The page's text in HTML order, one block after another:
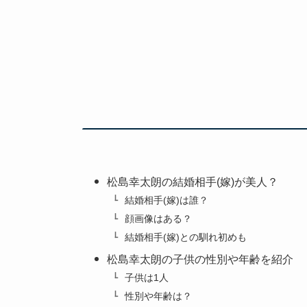
松島幸太朗の結婚相手(嫁)が美人？
結婚相手(嫁)は誰？
顔画像はある？
結婚相手(嫁)との馴れ初めも
松島幸太朗の子供の性別や年齢を紹介
子供は1人
性別や年齢は？